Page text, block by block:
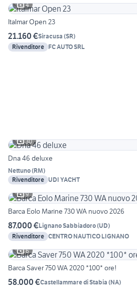
4
Italmar Open 23
21.160 €Siracusa (SR)
Rivenditore FC AUTO SRL
30
Dna 46 deluxe
Nettuno(RM)
Rivenditore UDI YACHT
9
Barca Eolo Marine 730 WA nuovo 2026
87.000 €Lignano Sabbiadoro(UD)
Rivenditore CENTRO NAUTICO LIGNANO
6
Barca Saver 750 WA 2020 *100* ore!
58.000 €Castellammare di Stabia (NA)